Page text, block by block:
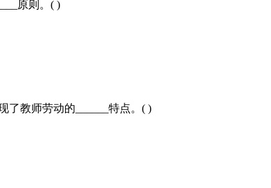
原则。( )
了教师劳动的______特点。( )